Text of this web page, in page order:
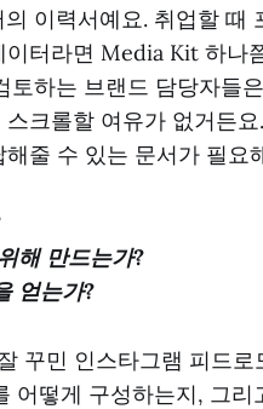
이력서예요. 취업할 때
터라면 Media Kit 하나
토하는 브랜드 담당자들
크롤할 여유가 없거든
줄 수 있는 문서가 필요
해 만드는가?
얻는가?
꾸민 인스타그램 피드
어떻게 구성하는지, 그리